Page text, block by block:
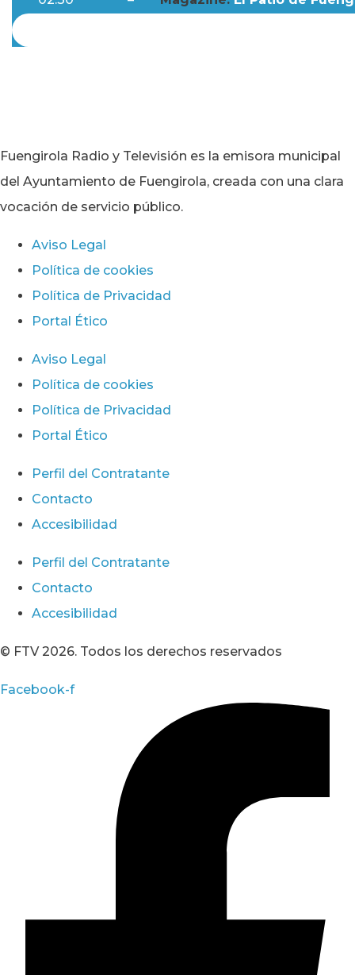
Fuengirola Radio y Televisión es la emisora municipal
del Ayuntamiento de Fuengirola, creada con una clara
vocación de servicio público.
Aviso Legal
Política de cookies
Política de Privacidad
Portal Ético
Aviso Legal
Política de cookies
Política de Privacidad
Portal Ético
Perfil del Contratante
Contacto
Accesibilidad
Perfil del Contratante
Contacto
Accesibilidad
© FTV 2026. Todos los derechos reservados
Facebook-f